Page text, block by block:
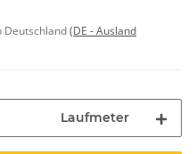
Deutschland(DE - Ausland
Laufmeter